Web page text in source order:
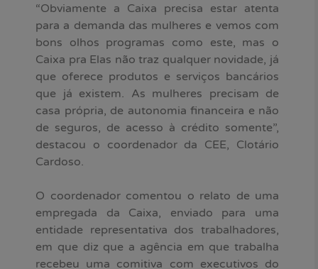
“Obviamente a Caixa precisa estar atenta
para a demanda das mulheres e vemos com
bons olhos programas como este, mas o
Caixa pra Elas não traz qualquer novidade, já
que oferece produtos e serviços bancários
que já existem. As mulheres precisam de
casa própria, de autonomia financeira e não
de seguros, de acesso à crédito somente”,
destacou o coordenador da CEE, Clotário
Cardoso.
O coordenador comentou o relato de uma
empregada da Caixa, enviado para uma
entidade representativa dos trabalhadores,
em que diz que a agência em que trabalha
recebeu uma comitiva com executivos do